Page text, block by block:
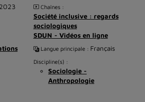
Chaînes :
Société inclusive : regards
sociologiques
SDUN - Vidéos en ligne
Langue principale : Français
Discipline(s) :
Sociologie -
Anthropologie